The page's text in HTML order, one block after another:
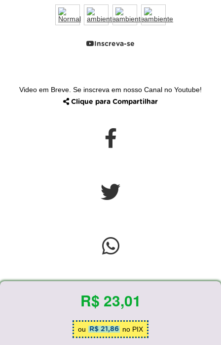
Inscreva-se
Video em Breve. Se inscreva em nosso Canal no Youtube!
Clique para Compartilhar
R$ 23,01
ou R$ 21,86 no PIX